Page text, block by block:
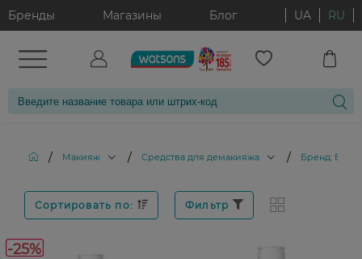
Бренды Магазины Блог UA RU
/ Макияж / Средства для демакияжа / Бренд:
Сортировать по: Фильтр
-25%